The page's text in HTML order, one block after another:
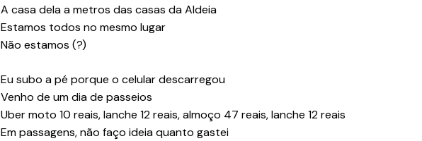
A casa dela a metros das casas da Aldeia
Estamos todos no mesmo lugar
Não estamos (?)
Eu subo a pé porque o celular descarregou
Venho de um dia de passeios
Uber moto 10 reais, lanche 12 reais, almoço 47 reais, lanche 12 reais
Em passagens, não faço ideia quanto gastei